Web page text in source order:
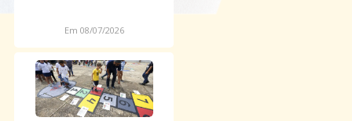
Em 08/07/2026